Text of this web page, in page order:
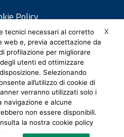
Policy
privacy
legali
Policy
X
tecnici necessari al corretto
web e, previa accettazione da
profilazione per migliorare
utenti ed ottimizzare
Selezionando
all’utilizzo di cookie di
verranno utilizzati solo i
navigazione e alcune
non essere disponibili.
la nostra cookie policy